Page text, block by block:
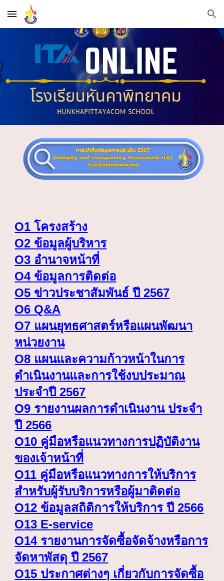
Skip to main content Skip to navigation
O1 โครงสร้าง
O2 ข้อมูลผู้บริหาร
O3 อำนาจหน้าที่
O4 ข้อมูลการติดต่อ
O5 ข่าวประชาสัมพันธ์ ปี 2567
O6 Q&A
O7 แผนยุทธศาสตร์หรือแผนพัฒนา
หน่วยงาน
O8 แผนและความก้าวหน้าในการ
ดำเนินงานและการใช้งบประมาณ
ประจำปี 2567
O9 รายงานผลการดำเนินงาน ประจำ
ปี 2566
O10 คู่มือหรือแนวทางการปฏิบัติงาน
ของเจ้าหน้าที่
O11 คู่มือหรือแนวทางการให้บริการ
สำหรับผู้รับบริการหรือผู้มาติดต่อ
O12 ข้อมูลสถิติการให้บริการ ปี 2566
O13 E-service
O14 รายงานการจัดซื้อจัดจ้างหรือการ
จัดหาพัสดุ ปี 2567
O15 ประกาศต่างๆ เกี่ยวกับการจัดซื้อ